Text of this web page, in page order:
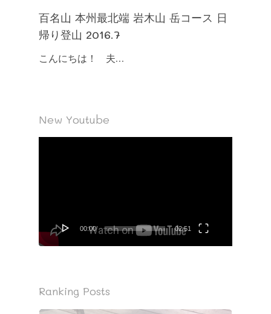
百名山 本州最北端 岩木山 岳コース 日
帰り登山 2016.7
こんにちは！ 夫…
New Youtube
00:00 02:51
Ranking Posts